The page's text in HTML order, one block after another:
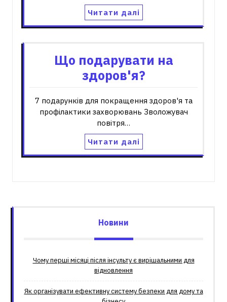
Читати далі
Що подарувати на
здоров'я?
7 подарунків для покращення здоров'я та
профілактики захворювань Зволожувач
повітря…
Читати далі
Новини
Чому перші місяці після інсульту є вирішальними для
відновлення
Як організувати ефективну систему безпеки для дому та